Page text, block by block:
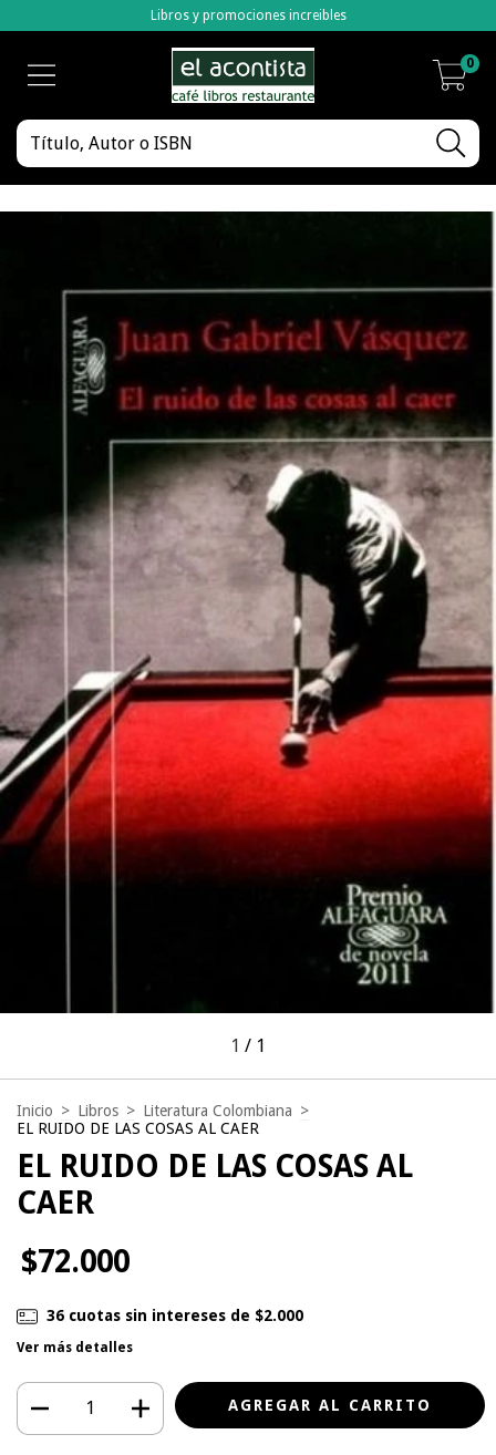
Libros y promociones increibles
0
1 / 1
Inicio > Libros > Literatura Colombiana >
EL RUIDO DE LAS COSAS AL CAER
EL RUIDO DE LAS COSAS AL
CAER
$72.000
36 cuotas sin intereses de $2.000
Ver más detalles